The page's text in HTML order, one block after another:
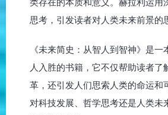
类存在的本质和意义。赫拉利运用
思考，引发读者对人类未来前景的
《未来简史：从智人到智神》是一
人入胜的书籍，它不仅帮助读者了
革，还引发人们思索人类的命运和
对科技发展、哲学思考还是人类未